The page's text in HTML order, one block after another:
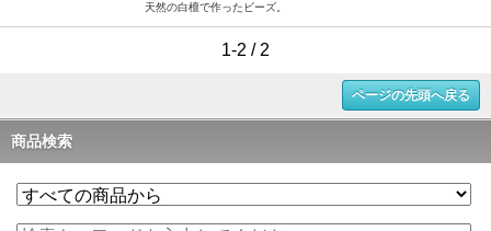
天然の白檀で作ったビーズ。
1-2 / 2
ページの先頭へ戻る
商品検索